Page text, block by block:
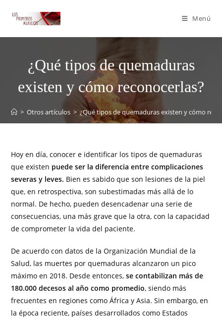
Menú
¿Qué tipos de quemaduras
existen y cómo reconocerlas?
> Otros artículos > ¿Qué tipos de quemaduras existen y cómo
Hoy en día, conocer e identificar los tipos de quemaduras
que existen puede ser la diferencia entre complicaciones
severas y leves. Bien es sabido que son lesiones de la piel
que, en retrospectiva, son subestimadas más allá de lo
normal. De hecho, pueden desencadenar una serie de
consecuencias, una más grave que la otra, con la capacidad
de comprometer la vida del paciente.
De acuerdo con datos de la Organización Mundial de la
Salud, las muertes por quemaduras alcanzaron un pico
máximo en 2018. Desde entonces,se contabilizan más de
180.000 decesos al año como promedio, siendo más
frecuentes en regiones como África y Asia. Sin embargo, en
la época reciente, países desarrollados como Estados